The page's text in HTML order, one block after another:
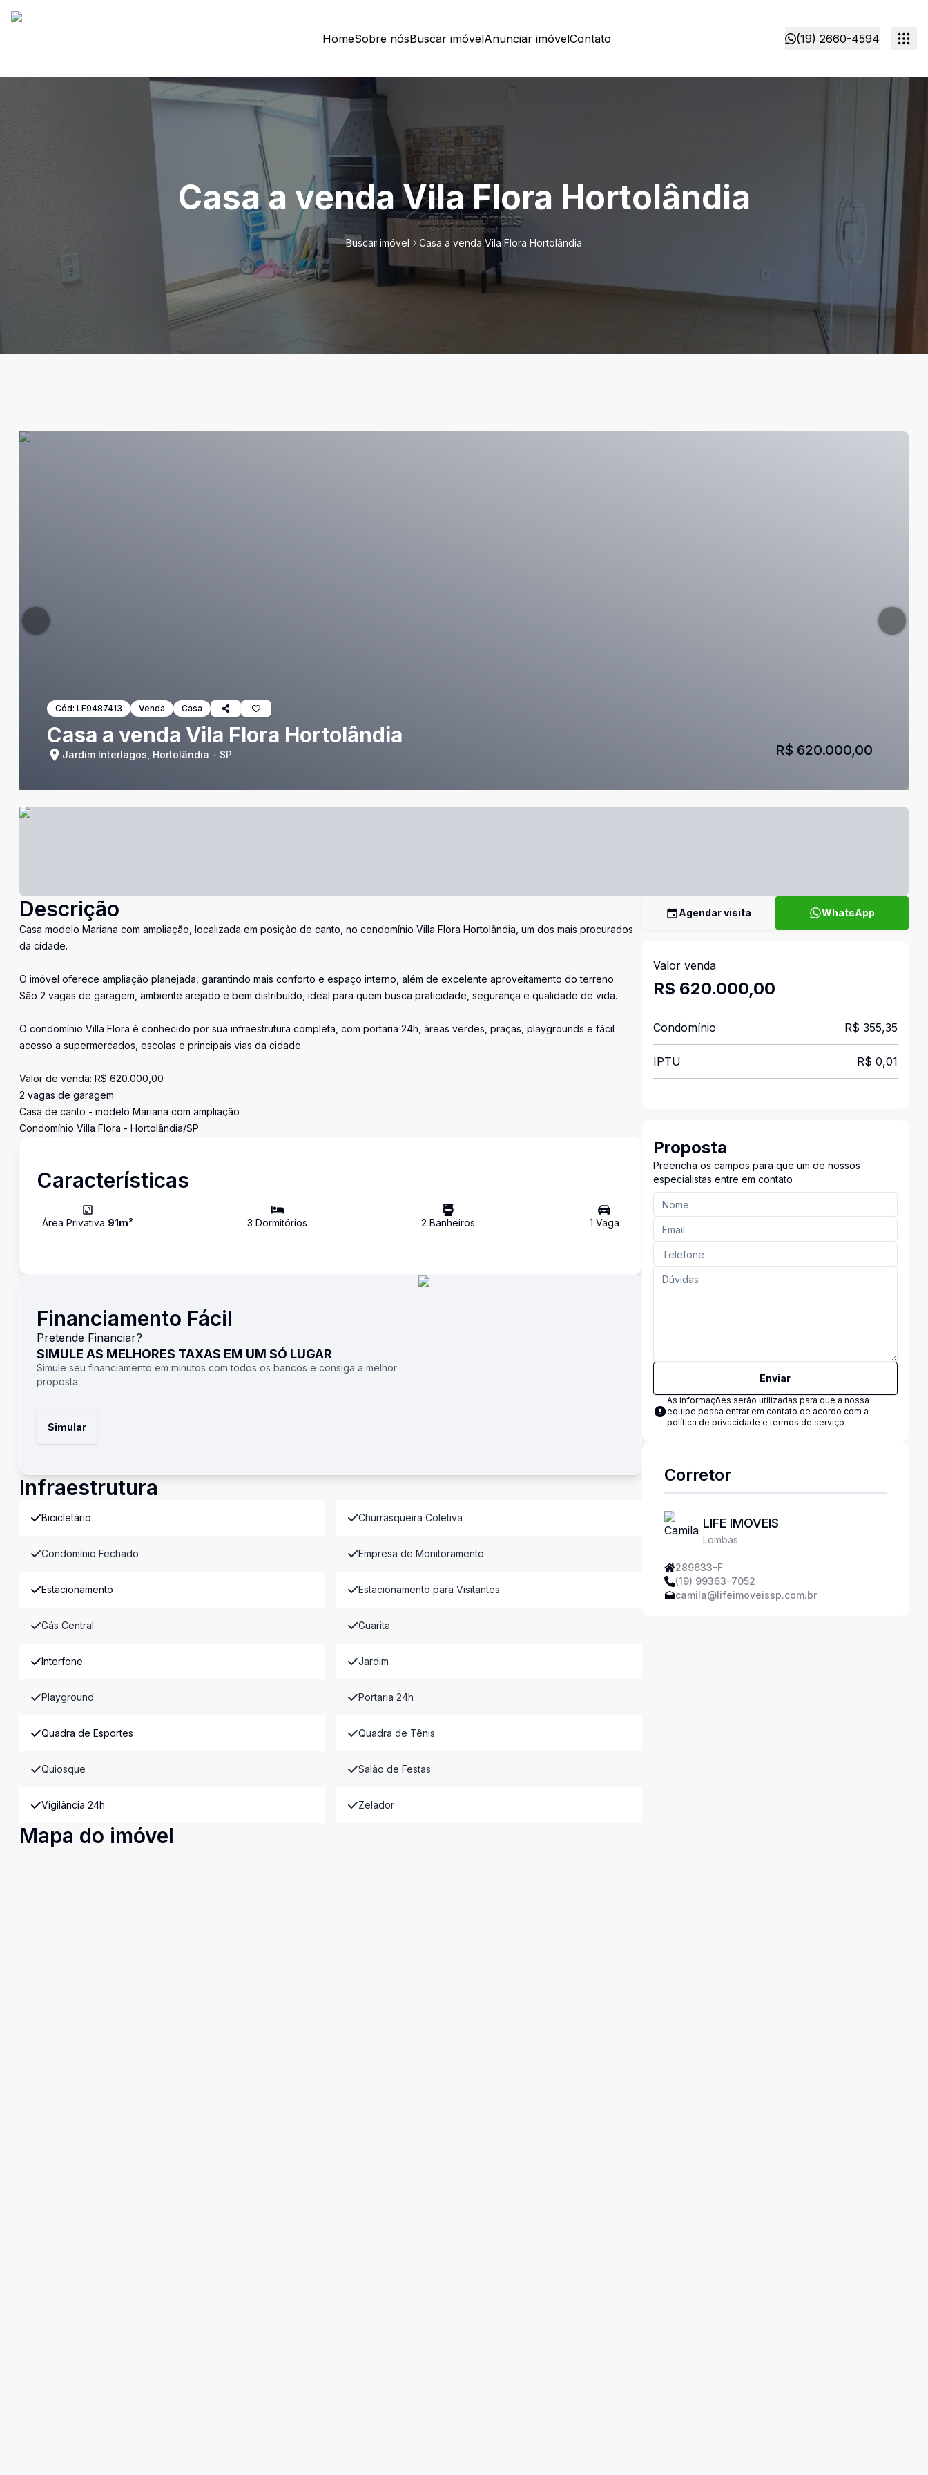
HomeSobre nósBuscar imóvelAnunciar imóvelContato (19) 2660-4594
Casa a venda Vila Flora Hortolândia
Buscar imóvel Casa a venda Vila Flora Hortolândia
Cód: LF9487413 Venda Casa
Casa a venda Vila Flora Hortolândia
Jardim Interlagos, Hortolândia - SP R$ 620.000,00
Descrição
Casa modelo Mariana com ampliação, localizada em posição de canto, no condomínio Villa Flora Hortolândia, um dos mais procurados
da cidade.
O imóvel oferece ampliação planejada, garantindo mais conforto e espaço interno, além de excelente aproveitamento do terreno.
São 2 vagas de garagem, ambiente arejado e bem distribuído, ideal para quem busca praticidade, segurança e qualidade de vida.
O condomínio Villa Flora é conhecido por sua infraestrutura completa, com portaria 24h, áreas verdes, praças, playgrounds e fácil
acesso a supermercados, escolas e principais vias da cidade.
Valor de venda: R$ 620.000,00
2 vagas de garagem
Casa de canto - modelo Mariana com ampliação
Condomínio Villa Flora - Hortolândia/SP
Características
Área Privativa 91m² 3 Dormitórios 2 Banheiros 1 Vaga
Financiamento Fácil
Pretende Financiar?
SIMULE AS MELHORES TAXAS EM UM SÓ LUGAR
Simule seu financiamento em minutos com todos os bancos e consiga a melhor
proposta.
Simular
Infraestrutura
Bicicletário Churrasqueira Coletiva
Condomínio Fechado Empresa de Monitoramento
Estacionamento Estacionamento para Visitantes
Gás Central Guarita
Interfone Jardim
Playground Portaria 24h
Quadra de Esportes Quadra de Tênis
Quiosque Salão de Festas
Vigilância 24h Zelador
Mapa do imóvel
Agendar visita WhatsApp
Valor venda
R$ 620.000,00
Condomínio R$ 355,35
IPTU R$ 0,01
Proposta
Preencha os campos para que um de nossos
especialistas entre em contato
Enviar
As informações serão utilizadas para que a nossa
equipe possa entrar em contato de acordo com a
política de privacidade e termos de serviço
Corretor
LIFE IMOVEIS
Lombas
289633-F
(19) 99363-7052
camila@lifeimoveissp.com.br